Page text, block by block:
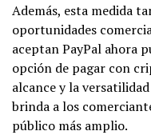
Además, esta medida
oportunidades
aceptan PayPal ahora
opción de pagar con
alcance y la
brinda a los
público más amplio.